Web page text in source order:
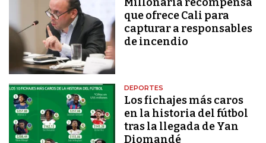
que ofrece Cali para
capturar a responsables
de incendio
DEPORTES
Los fichajes más caros
en la historia del fútbol
tras la llegada de Yan
Diomandé